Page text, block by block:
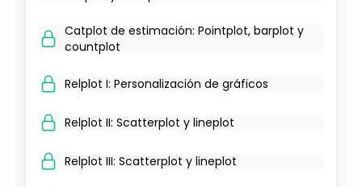
Catplot de estimación: Pointplot, barplot y
countplot
Relplot I: Personalización de gráficos
Relplot II: Scatterplot y lineplot
Relplot III: Scatterplot y lineplot